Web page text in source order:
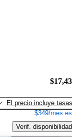
El precio incluye tasas
$349/mes
Verif. disponibilidad